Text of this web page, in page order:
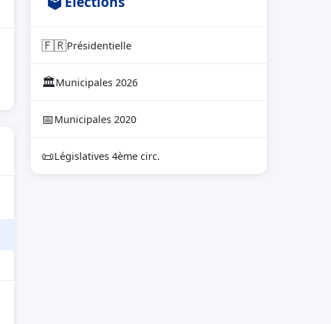
🇫🇷Présidentielle
🏛Municipales 2026
📅Municipales 2020
📜Législatives 4ème circ.